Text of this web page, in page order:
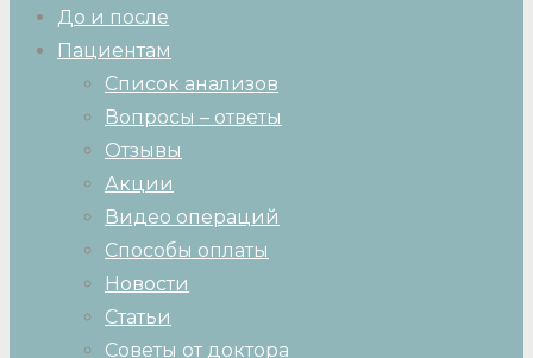
До и после
Пациентам
Список анализов
Вопросы – ответы
Отзывы
Акции
Видео операций
Способы оплаты
Новости
Статьи
Советы от доктора